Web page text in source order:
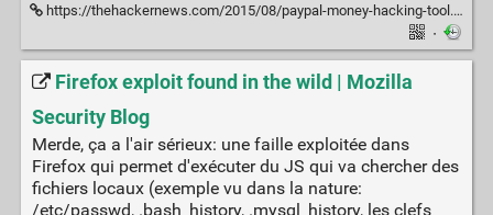
https://thehackernews.com/2015/08/paypal-money-hacking-tool.html
·
Firefox exploit found in the wild | Mozilla
Security Blog
Merde, ça a l'air sérieux: une faille exploitée dans
Firefox qui permet d'exécuter du JS qui va chercher des
fichiers locaux (exemple vu dans la nature:
/etc/passwd, .bash_history, .mysql_history, les clefs